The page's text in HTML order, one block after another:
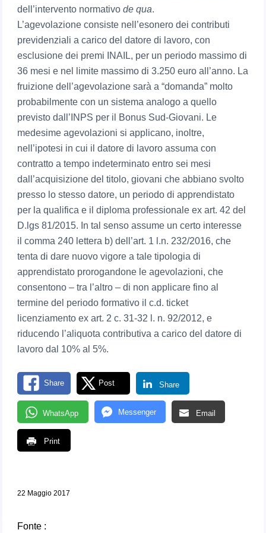
dell’intervento normativode qua.
L’agevolazione consiste nell’esonero dei contributi
previdenziali a carico del datore di lavoro, con
esclusione dei premi INAIL, per un periodo massimo di
36 mesi e nel limite massimo di 3.250 euro all’anno. La
fruizione dell’agevolazione sarà a “domanda” molto
probabilmente con un sistema analogo a quello
previsto dall’INPS per il Bonus Sud-Giovani. Le
medesime agevolazioni si applicano, inoltre,
nell’ipotesi in cui il datore di lavoro assuma con
contratto a tempo indeterminato entro sei mesi
dall’acquisizione del titolo, giovani che abbiano svolto
presso lo stesso datore, un periodo di apprendistato
per la qualifica e il diploma professionale ex art. 42 del
D.lgs 81/2015. In tal senso assume un certo interesse
il comma 240 lettera b) dell’art. 1 l.n. 232/2016, che
tenta di dare nuovo vigore a tale tipologia di
apprendistato prorogandone le agevolazioni, che
consentono – tra l’altro – di non applicare fino al
termine del periodo formativo il c.d. ticket
licenziamento ex art. 2 c. 31-32 l. n. 92/2012, e
riducendo l’aliquota contributiva a carico del datore di
lavoro dal 10% al 5%.
Share Post Share
WhatsApp Messenger Email
Print
22 Maggio 2017
Fonte :